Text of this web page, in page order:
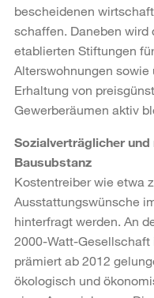
bescheidenen
schaffen. Daneben wird
etablierten Stiftungen
Alterswohnungen sowie
Erhaltung von
Gewerberäumen aktiv
Sozialverträglicher
Bausubstanz
Kostentreiber wie etwa
Ausstattungswünsche
hinterfragt werden. An
2000-Watt-
prämiert ab 2012
ökologisch und